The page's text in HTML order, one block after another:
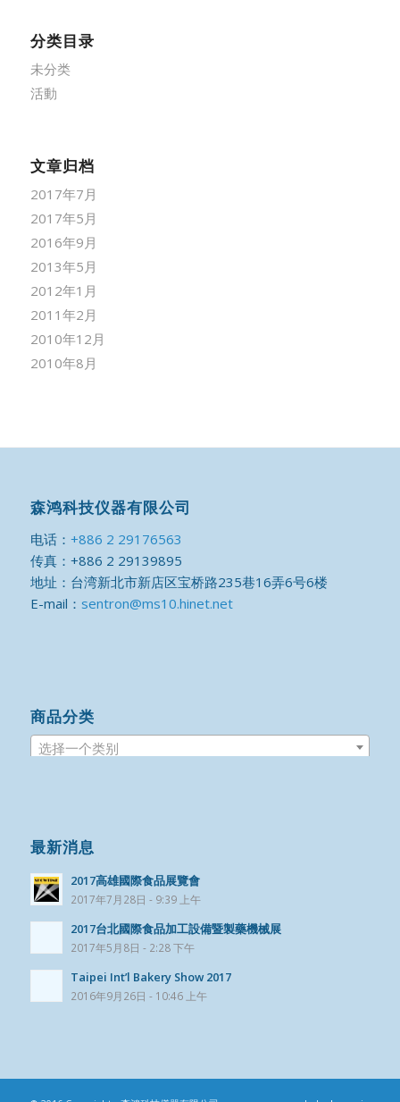
分类目录
未分类
活動
文章归档
2017年7月
2017年5月
2016年9月
2013年5月
2012年1月
2011年2月
2010年12月
2010年8月
森鸿科技仪器有限公司
电话： +886 2 29176563
传真：+886 2 29139895
地址：台湾新北市新店区宝桥路235巷16弄6号6楼
E-mail： sentron@ms10.hinet.net
商品分类
选择一个类别
最新消息
2017高雄國際食品展覽會
2017年7月28日 - 9:39 上午
2017台北國際食品加工設備暨製藥機械展
2017年5月8日 - 2:28 下午
Taipei Int’l Bakery Show 2017
2016年9月26日 - 10:46 上午